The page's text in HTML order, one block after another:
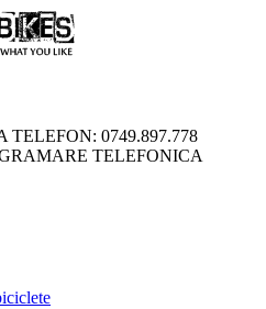
TELEFON: 0749.897.778
TELEFONICA